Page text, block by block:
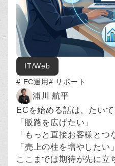
IT/Web
EC運用
サポート
浦川 航平
ECを始める話は、たい
「販路を広げたい」
「もっと直接お客様とつ
「売上の柱を増やしたい」
ここまでは期待が先に立